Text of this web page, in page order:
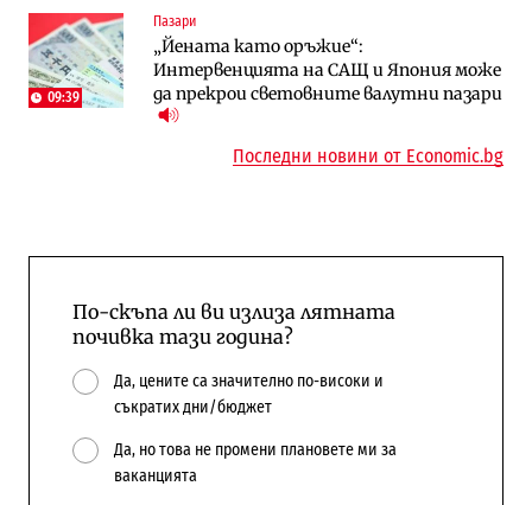
09:39
Пазари
„Йената като оръжие“:
Интервенцията на САЩ и Япония може
да прекрои световните валутни пазари
Публични финанси
Общините вече зависят от
централната власт за 75% от
бюджетите си
Компании
А1 отново е лидер при технологичните
компании и системните интегратори
Последни новини от Economic.bg
По-скъпа ли ви излиза лятната
почивка тази година?
Да, цените са значително по-високи и
съкратих дни/бюджет
Да, но това не промени плановете ми за
ваканцията